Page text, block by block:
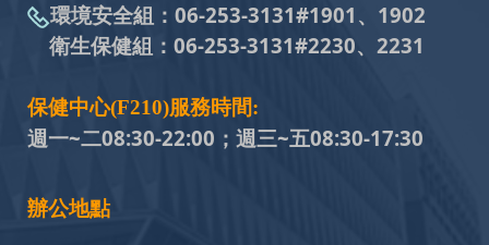
環境安全組： 06-253-3131#1901、1902
衛生保健組： 06-253-3131#2230、2231
保健中心(F210)服務時間:
週一~二08:30-22:00；週三~五08:30-17:30
辦公地點